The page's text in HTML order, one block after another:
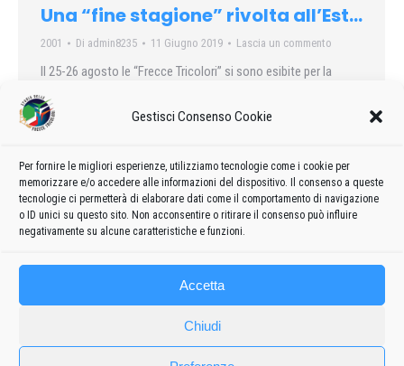
Gestisci Consenso Cookie
Per fornire le migliori esperienze, utilizziamo tecnologie come i cookie per
memorizzare e/o accedere alle informazioni del dispositivo. Il consenso a queste
tecnologie ci permetterà di elaborare dati come il comportamento di navigazione
o ID unici su questo sito. Non acconsentire o ritirare il consenso può influire
negativamente su alcune caratteristiche e funzioni.
Accetta
Chiudi
Una “fine stagione” rivolta all’Est…
2001 Di admin8235 11 Giugno 2019 Lascia un commento
Il 25-26 agosto le “Frecce Tricolori” si sono esibite per la
prima volta in Romania, ricevendo due riconoscimenti da
“Oscar”: “miglior team acrobatico” e “migliore équipe tecnico”.
← 1 … 7 8 9 10 11 …
37
→